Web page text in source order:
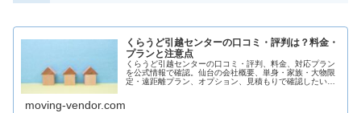
くらうど引越センターの口コミ・評判は？料金・
プランと注意点
くらうど引越センターの口コミ・評判、料金、対応プラン
を公式情報で確認。仙台の会社概要、単身・家族・大物限
定・遠距離プラン、オプション、見積もりで確認したい条
moving-vendor.com